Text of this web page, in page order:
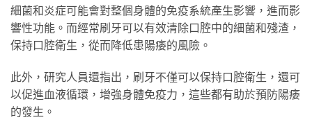
細菌和炎症可能會對整個身體的免疫系統產生影響，進而影
響性功能。而經常刷牙可以有效清除口腔中的細菌和殘渣，
保持口腔衛生，從而降低患陽痿的風險。
此外，研究人員還指出，刷牙不僅可以保持口腔衛生，還可
以促進血液循環，增強身體免疫力，這些都有助於預防陽痿
的發生。